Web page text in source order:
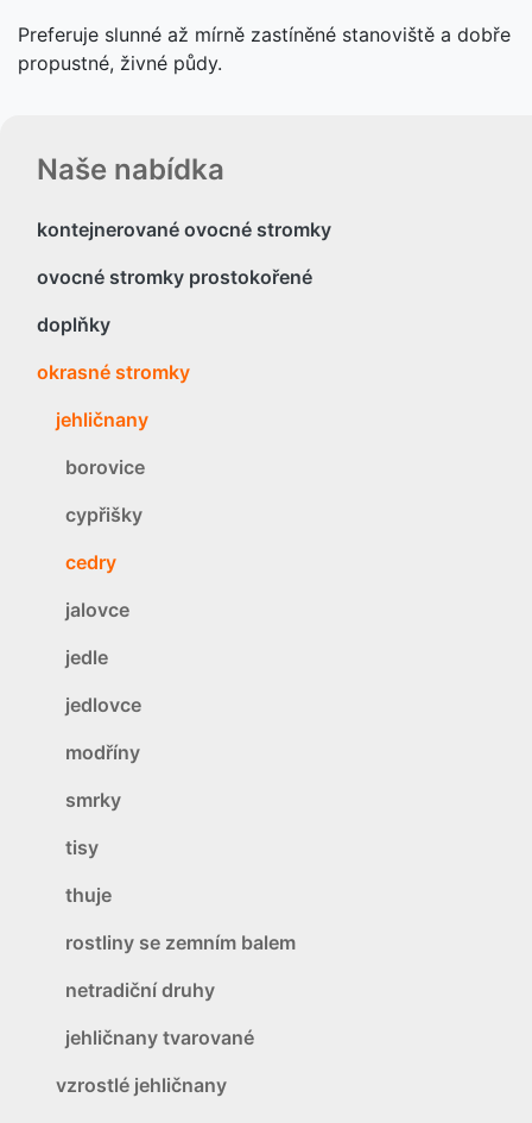
Naše nabídka
kontejnerované ovocné stromky
ovocné stromky prostokořené
doplňky
okrasné stromky
jehličnany
borovice
cypřišky
cedry
jalovce
jedle
jedlovce
modříny
smrky
tisy
thuje
rostliny se zemním balem
netradiční druhy
jehličnany tvarované
vzrostlé jehličnany
Preferuje slunné až mírně zastíněné stanoviště a dobře
propustné, živné půdy.